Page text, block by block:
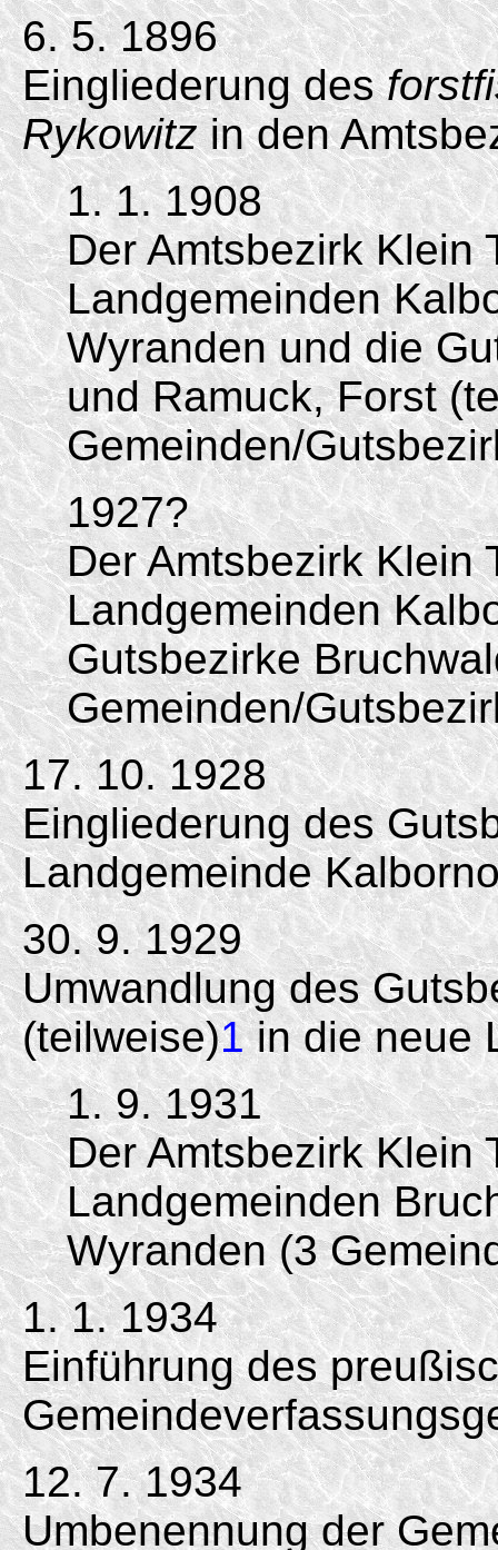
6. 5. 1896
Eingliederung des
Rykowitzin den
1. 1. 1908
Der Amtsbezirk Klein
Landgemeinden
Wyranden und die
und Ramuck, Forst
Gemeinden/
1927?
Der Amtsbezirk Klein
Landgemeinden
Gutsbezirke
Gemeinden/
17. 10. 1928
Eingliederung des
Landgemeinde
30. 9. 1929
Umwandlung des
(teilweise)1in die neue
1. 9. 1931
Der Amtsbezirk Klein
Landgemeinden
Wyranden (3
1. 1. 1934
Einführung des
12. 7. 1934
Umbenennung der